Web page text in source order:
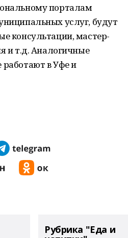
порталам
услуг, будут
консультации, мастер-
и т.д. Аналогичные
в Уфе и
Рубрика "Еда и